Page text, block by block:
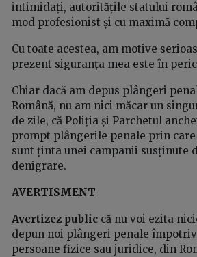
intimidați, autoritățile statului
mod profesionist și cu maximă
Cu toate acestea, am motive
prezent siguranța mea este în
Chiar dacă am depus plângeri
Română, nu am nici măcar un
de zile, că Poliția și Parchetul
prompt plângerile penale prin
sunt ținta unei campanii susținute
denigrare.
AVERTISMENT
Avertizez public că nu voi ezita
depun noi plângeri penale
persoane fizice sau juridice, din